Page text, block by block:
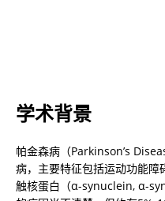
学术背景
帕金森病（Parkinson’s
病，主要特征包括运动功能
触核蛋白（α-synuclein, α-